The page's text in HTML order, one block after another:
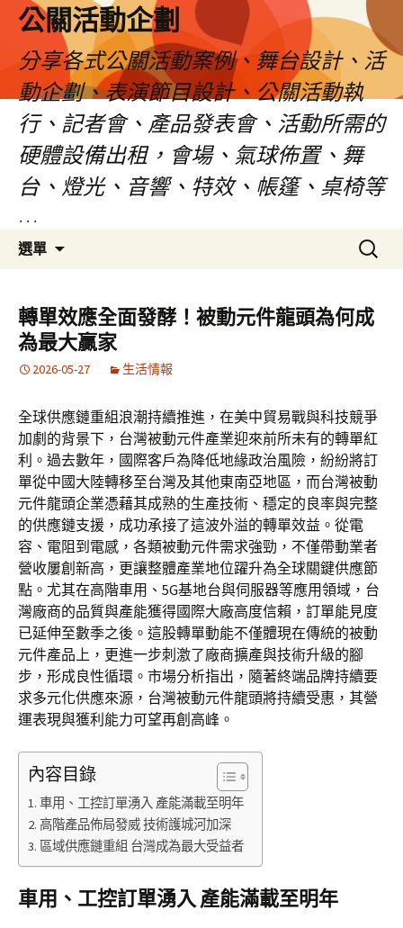
公關活動企劃
分享各式公關活動案例、舞台設計、活
動企劃、表演節目設計、公關活動執
行、記者會、產品發表會、活動所需的
硬體設備出租，會場、氣球佈置、舞
台、燈光、音響、特效、帳篷、桌椅等
…
選單
要
內
容
搜
尋
鍵
字:
轉單效應全面發酵！被動元件龍頭為何成
為最大贏家
2026-05-27 生活情報
全球供應鏈重組浪潮持續推進，在美中貿易戰與科技競爭
加劇的背景下，台灣被動元件產業迎來前所未有的轉單紅
利。過去數年，國際客戶為降低地緣政治風險，紛紛將訂
單從中國大陸轉移至台灣及其他東南亞地區，而台灣被動
元件龍頭企業憑藉其成熟的生產技術、穩定的良率與完整
的供應鏈支援，成功承接了這波外溢的轉單效益。從電
容、電阻到電感，各類被動元件需求強勁，不僅帶動業者
營收屢創新高，更讓整體產業地位躍升為全球關鍵供應節
點。尤其在高階車用、5G基地台與伺服器等應用領域，台
灣廠商的品質與產能獲得國際大廠高度信賴，訂單能見度
已延伸至數季之後。這股轉單動能不僅體現在傳統的被動
元件產品上，更進一步刺激了廠商擴產與技術升級的腳
步，形成良性循環。市場分析指出，隨著終端品牌持續要
求多元化供應來源，台灣被動元件龍頭將持續受惠，其營
運表現與獲利能力可望再創高峰。
內容目錄
車用、工控訂單湧入 產能滿載至明年
高階產品佈局發威 技術護城河加深
區域供應鏈重組 台灣成為最大受益者
車用、工控訂單湧入 產能滿載至明年